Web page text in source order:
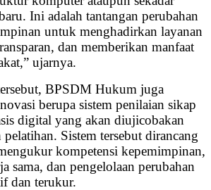
Ini adalah tantangan perubahan
untuk menghadirkan layanan
dan memberikan manfaat
ujarnya.
BPSDM Hukum juga
berupa sistem penilaian sikap
digital yang akan diujicobakan
pelatihan. Sistem tersebut dirancang
kompetensi kepemimpinan,
sama, dan pengelolaan perubahan
dan terukur.